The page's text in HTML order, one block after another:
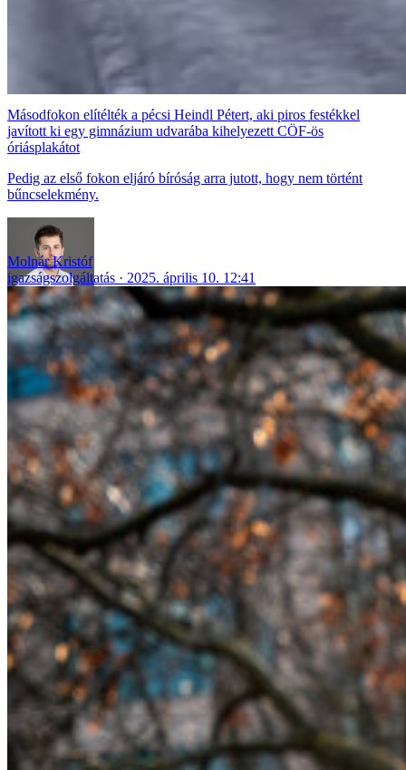
Másodfokon elítélték a pécsi Heindl Pétert, aki piros festékkel
javított ki egy gimnázium udvarába kihelyezett CÖF-ös
óriásplakátot
Pedig az első fokon eljáró bíróság arra jutott, hogy nem történt
bűncselekmény.
Molnár Kristóf
igazságszolgáltatás
2025. április 10. 12:41